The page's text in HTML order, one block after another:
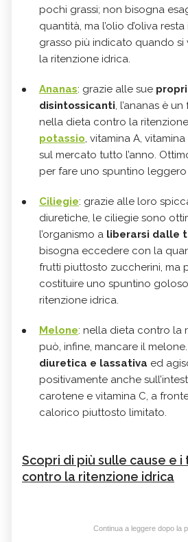
pochi grassi; non bisogna
quantità, ma l’olio d’oliva
grasso più indicato quando
la ritenzione idrica.
Ananas: grazie alle sue
disintossicanti, l’ananas è
nella dieta contro la
potassio, vitamina A,
sul mercato tutto l’anno.
per fare uno spuntino
Ciliegie: grazie alle loro
diuretiche, le ciliegie sono
l’organismo a liberarsi dalle
bisogna eccedere con la
frutti piuttosto zuccherini, ma
costituire uno spuntino
ritenzione idrica.
Melone: nella dieta contro la
può, infine, mancare il melone.
diuretica e lassativa ed
positivamente anche
carotene e vitamina C, a
calorico piuttosto limitato.
Scopri di più sulle cause e
contro la ritenzione idrica
Continua a leggere dopo la